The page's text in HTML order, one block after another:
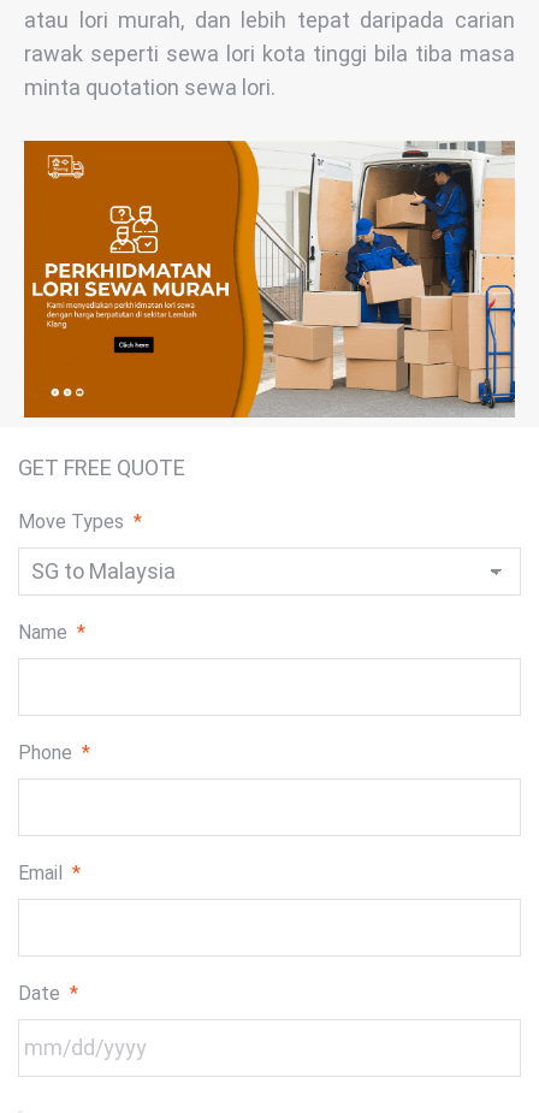
atau lori murah, dan lebih tepat daripada carian
rawak seperti sewa lori kota tinggi bila tiba masa
minta quotation sewa lori.
GET FREE QUOTE
Move Types *
Name *
Phone *
Email *
Date *